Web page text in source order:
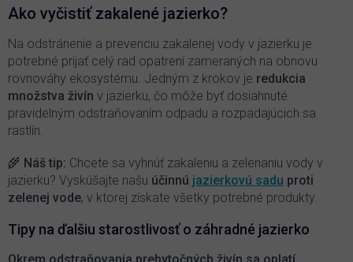
d
a
c
i
e
p
r
v
v
ý
p
i
s
u
Ako vyčistiť zakalené jazierko?
Na odstránenie a prevenciu zakalenej vody v jazierku je
potrebné prijať celý rad opatrení zameraných na obnovu
rovnováhy ekosystému. Jedným z krokov je redukcia
množstva živín v jazierku, čo môže byť dosiahnuté
pravidelným odstraňovaním odpadu a rozpadajúcich sa
rastlín.
🌾 Náš tip: Chcete sa vyhnúť zakaleniu a zelenaniu vody v
jazierku? Vyskúšajte našu účinnú jazierkovú sadu proti
zelenej vode, v ktorej získate všetky potrebné produkty.
Tipy na ďalšiu starostlivosť o záhradné jazierko